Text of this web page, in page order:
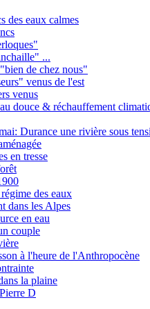
des eaux calmes
...
de chez nous"
venus de l'est
venus
douce & réchauffement
Durance une rivière sous
en tresse
des eaux
dans les Alpes
en eau
couple
à l'heure de l'Anthropocène
la plaine
D